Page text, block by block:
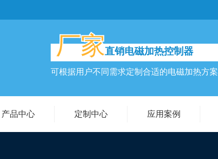
厂家直销电磁加热控制器
可根据用户不同需求定制合适的电磁加热方案
产品中心 定制中心 应用案例